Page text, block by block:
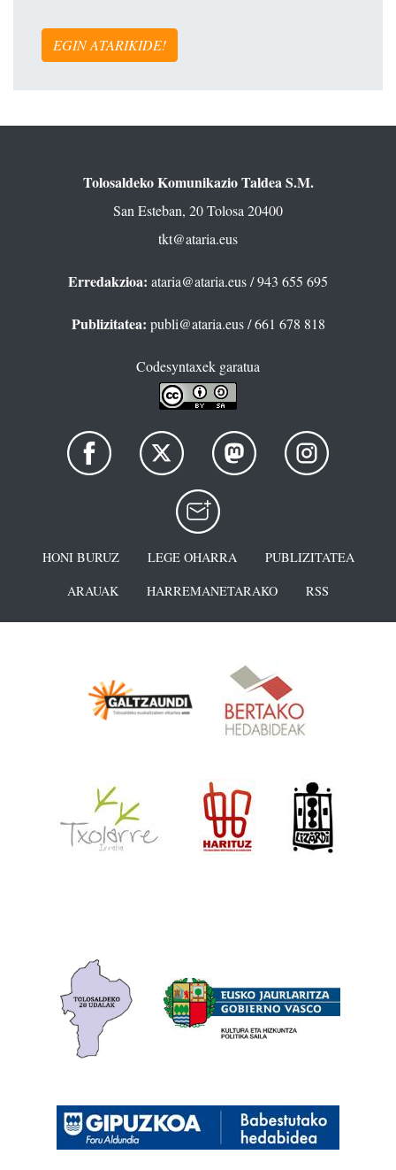
EGIN ATARIKIDE!
Tolosaldeko Komunikazio Taldea S.M.
San Esteban, 20 Tolosa 20400
tkt@ataria.eus
Erredakzioa: ataria@ataria.eus/ 943 655 695
Publizitatea: publi@ataria.eus/ 661 678 818
Codesyntaxek garatua
HONI BURUZ LEGE OHARRA
PUBLIZITATEA
ARAUAK
HARREMANETARAKO RSS